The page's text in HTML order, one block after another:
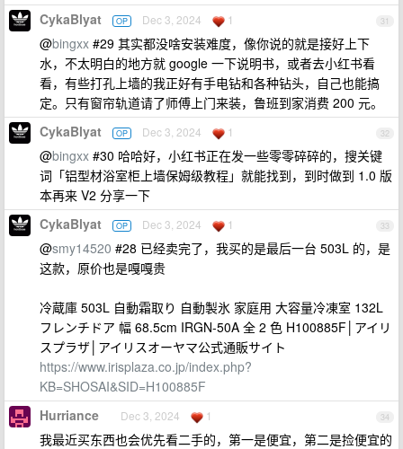
31
CykaBlyat OP Dec 3, 2024 1
@bingxx #29 其实都没啥安装难度，像你说的就是接好上下
水，不太明白的地方就 google 一下说明书，或者去小红书看
看，有些打孔上墙的我正好有手电钻和各种钻头，自己也能搞
定。只有窗帘轨道请了师傅上门来装，鲁班到家消费 200 元。
32
CykaBlyat OP Dec 3, 2024 1
@bingxx #30 哈哈好，小红书正在发一些零零碎碎的，搜关键
词「铝型材浴室柜上墙保姆级教程」就能找到，到时做到 1.0 版
本再来 V2 分享一下
33
CykaBlyat OP Dec 3, 2024 1
@smy14520 #28 已经卖完了，我买的是最后一台 503L 的，是
这款，原价也是嘎嘎贵
冷蔵庫 503L 自動霜取り 自動製氷 家庭用 大容量冷凍室 132L
フレンチドア 幅 68.5cm IRGN-50A 全 2 色 H100885F│アイリ
スプラザ│アイリスオーヤマ公式通販サイト
https://www.irisplaza.co.jp/index.php?
KB=SHOSAI&SID=H100885F
34
Hurriance Dec 3, 2024 1
我最近买东西也会优先看二手的，第一是便宜，第二是捡便宜的